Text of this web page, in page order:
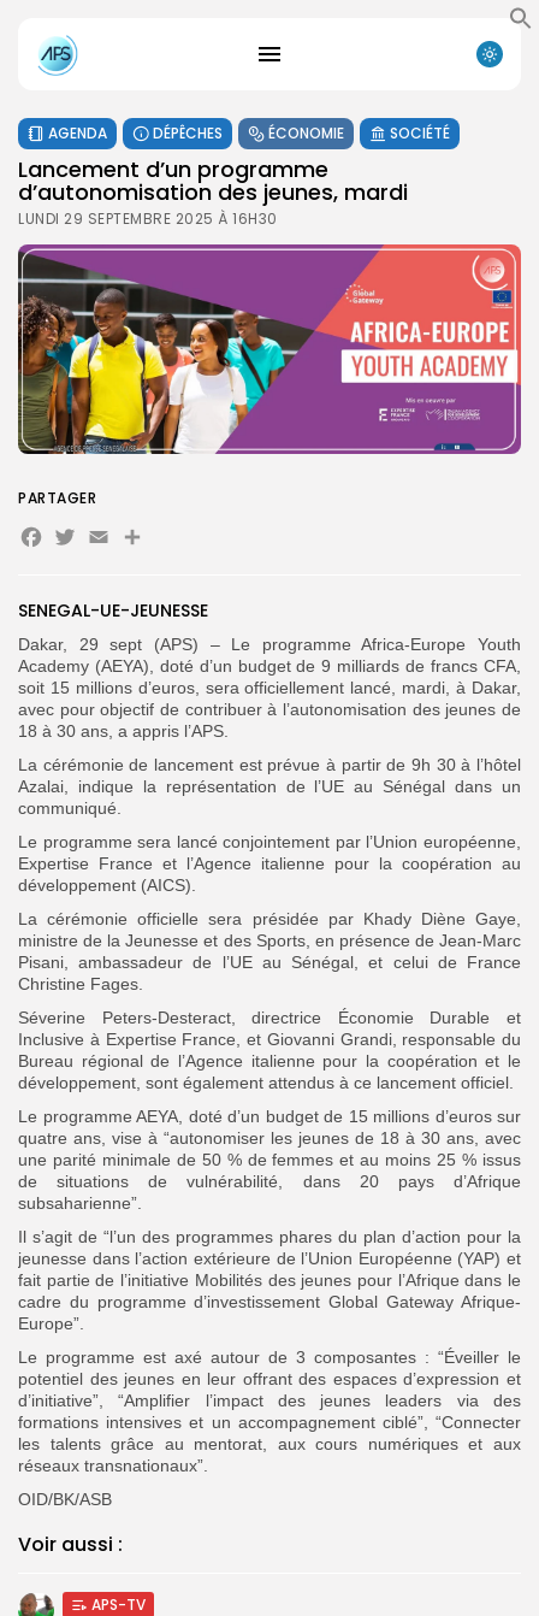
Search
for:
FR
AGENDA DÉPÊCHES ÉCONOMIE SOCIÉTÉ
Lancement d’un programme
d’autonomisation des jeunes, mardi
LUNDI 29 SEPTEMBRE 2025 À 16H30
SENEGAL-UE-JEUNESSE
Dakar, 29 sept (APS) – Le programme Africa-Europe Youth
Academy (AEYA), doté d’un budget de 9 milliards de francs CFA,
soit 15 millions d’euros, sera officiellement lancé, mardi, à Dakar,
avec pour objectif de contribuer à l’autonomisation des jeunes de
18 à 30 ans, a appris l’APS.
La cérémonie de lancement est prévue à partir de 9h 30 à l’hôtel
Azalai, indique la représentation de l’UE au Sénégal dans un
communiqué.
Le programme sera lancé conjointement par l’Union européenne,
Expertise France et l’Agence italienne pour la coopération au
développement (AICS).
La cérémonie officielle sera présidée par Khady Diène Gaye,
ministre de la Jeunesse et des Sports, en présence de Jean-Marc
Pisani, ambassadeur de l’UE au Sénégal, et celui de France
Christine Fages.
Séverine Peters-Desteract, directrice Économie Durable et
Inclusive à Expertise France, et Giovanni Grandi, responsable du
Bureau régional de l’Agence italienne pour la coopération et le
développement, sont également attendus à ce lancement officiel.
Le programme AEYA, doté d’un budget de 15 millions d’euros sur
quatre ans, vise à “autonomiser les jeunes de 18 à 30 ans, avec
une parité minimale de 50 % de femmes et au moins 25 % issus
de situations de vulnérabilité, dans 20 pays d’Afrique
subsaharienne”.
Il s’agit de “l’un des programmes phares du plan d’action pour la
jeunesse dans l’action extérieure de l’Union Européenne (YAP) et
fait partie de l’initiative Mobilités des jeunes pour l’Afrique dans le
cadre du programme d’investissement Global Gateway Afrique-
Europe”.
Le programme est axé autour de 3 composantes : “Éveiller le
potentiel des jeunes en leur offrant des espaces d’expression et
d’initiative”, “Amplifier l’impact des jeunes leaders via des
formations intensives et un accompagnement ciblé”, “Connecter
les talents grâce au mentorat, aux cours numériques et aux
réseaux transnationaux”.
OID/BK/ASB
Voir aussi :
APS-TV
PARTAGER
Facebook
Twitter
EmailPartager